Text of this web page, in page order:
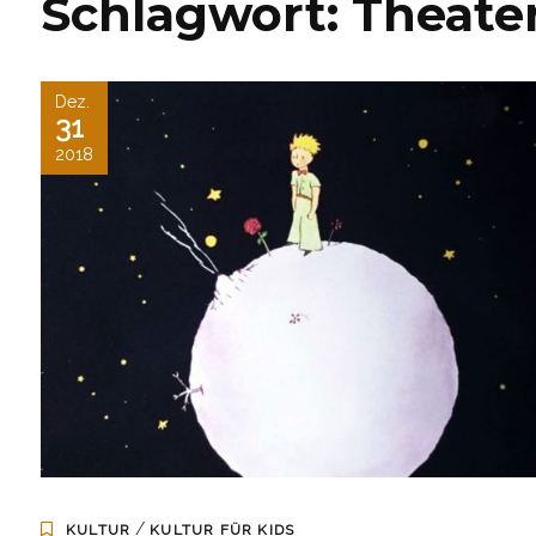
Schlagwort:
Dez.
31
2018
KULTUR / KULTUR FÜR KIDS